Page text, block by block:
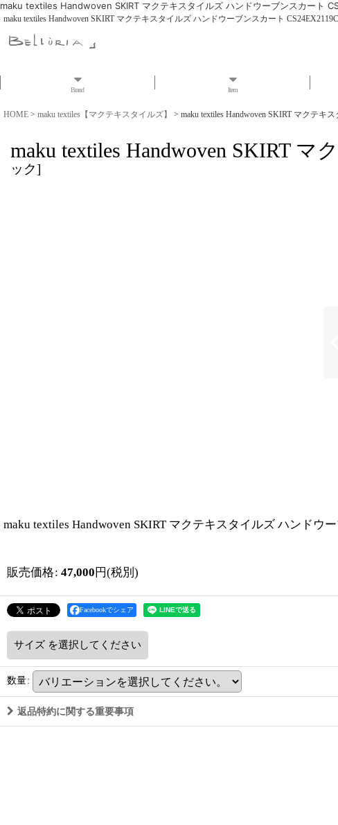
maku textiles Handwoven SKIRT マクテキスタイルズ ハンドウーブンスカート
maku textiles Handwoven SKIRT マクテキスタイルズ ハンドウーブンスカート
Brand Item
HOME > maku textiles【マクテキスタイルズ】 > maku textiles Handwoven SKIRT マクテキ
maku textiles Handwoven SKIRT
ック]
maku textiles Handwoven SKIRT マクテキスタイルズ ハンドウ
販売価格: 47,000 円(税別)
Facebookでシェア
サイズ を選択してください
数量:
返品特約に関する重要事項